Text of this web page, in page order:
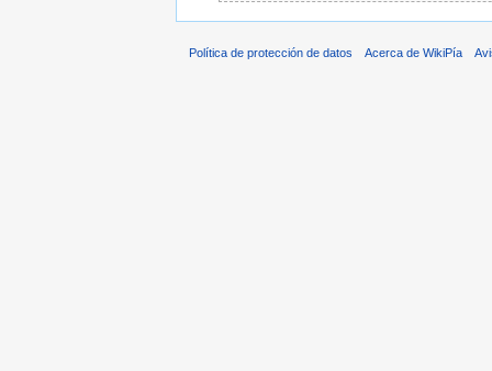
Política de protección de datos Acerca de WikiPía